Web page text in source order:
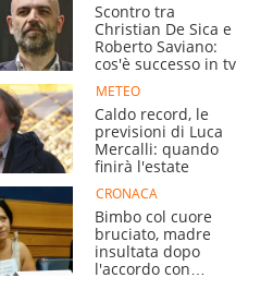
Scontro tra
Christian De Sica e
Roberto Saviano:
cos'è successo in tv
METEO
Caldo record, le
previsioni di Luca
Mercalli: quando
finirà l'estate
CRONACA
Bimbo col cuore
bruciato, madre
insultata dopo
l'accordo con